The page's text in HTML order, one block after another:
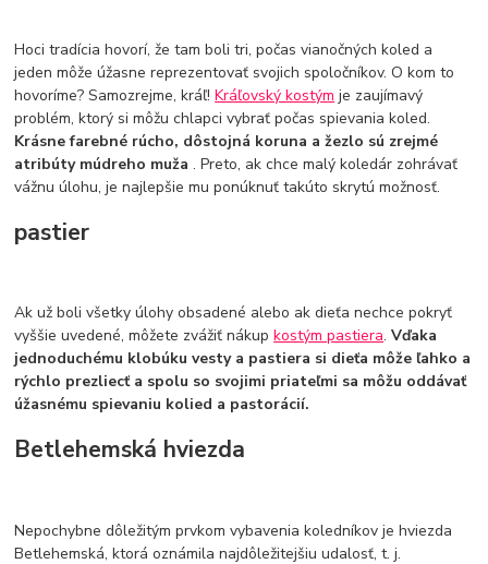
Hoci tradícia hovorí, že tam boli tri, počas vianočných koled a
jeden môže úžasne reprezentovať svojich spoločníkov. O kom to
hovoríme? Samozrejme, kráľ!Kráľovský kostým je zaujímavý
problém, ktorý si môžu chlapci vybrať počas spievania koled.
Krásne farebné rúcho, dôstojná koruna a žezlo sú zrejmé
atribúty múdreho muža. Preto, ak chce malý koledár zohrávať
vážnu úlohu, je najlepšie mu ponúknuť takúto skrytú možnosť.
pastier
Ak už boli všetky úlohy obsadené alebo ak dieťa nechce pokryť
vyššie uvedené, môžete zvážiť nákupkostým pastiera.Vďaka
jednoduchému klobúku vesty a pastiera si dieťa môže ľahko a
rýchlo prezliecť a spolu so svojimi priateľmi sa môžu oddávať
úžasnému spievaniu kolied a pastorácií.
Betlehemská hviezda
Nepochybne dôležitým prvkom vybavenia koledníkov je hviezda
Betlehemská, ktorá oznámila najdôležitejšiu udalosť, t. j.